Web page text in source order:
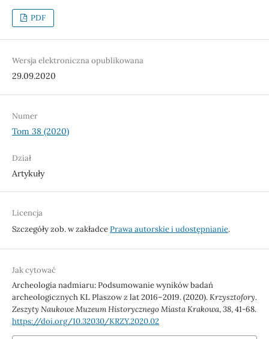
PDF
Wersja elektroniczna opublikowana
29.09.2020
Numer
Tom 38 (2020)
Dział
Artykuły
Licencja
Szczegóły zob. w zakładcePrawa autorskie i udostępnianie.
Jak cytować
Archeologia nadmiaru: Podsumowanie wyników badań
archeologicznych KL Plaszow z lat 2016–2019. (2020).Krzysztofory.
Zeszyty Naukowe Muzeum Historycznego Miasta Krakowa,38, 41-68.
https://doi.org/10.32030/KRZY.2020.02